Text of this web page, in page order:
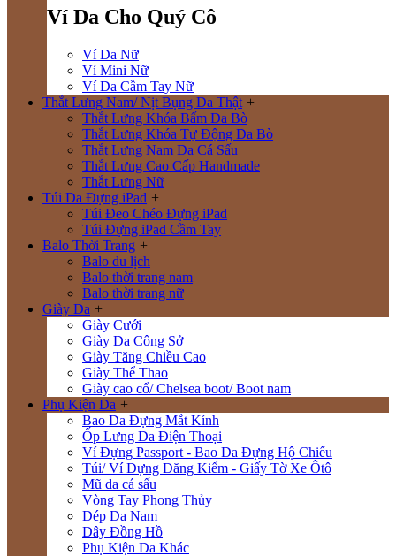
Ví Da Cho Quý Cô
Ví Da Nữ
Ví Mini Nữ
Ví Da Cầm Tay Nữ
Thắt Lưng Nam/ Nịt Bụng Da Thật +
Thắt Lưng Khóa Bấm Da Bò
Thắt Lưng Khóa Tự Động Da Bò
Thắt Lưng Nam Da Cá Sấu
Thắt Lưng Cao Cấp Handmade
Thắt Lưng Nữ
Túi Da Đựng iPad +
Túi Đeo Chéo Đựng iPad
Túi Đựng iPad Cầm Tay
Balo Thời Trang +
Balo du lịch
Balo thời trang nam
Balo thời trang nữ
Giày Da +
Giày Cưới
Giày Da Công Sở
Giày Tăng Chiều Cao
Giày Thể Thao
Giày cao cổ/ Chelsea boot/ Boot nam
Phụ Kiện Da +
Bao Da Đựng Mắt Kính
Ốp Lưng Da Điện Thoại
Ví Đựng Passport - Bao Da Đựng Hộ Chiếu
Túi/ Ví Đựng Đăng Kiểm - Giấy Tờ Xe Ôtô
Mũ da cá sấu
Vòng Tay Phong Thủy
Dép Da Nam
Dây Đồng Hồ
Phụ Kiện Da Khác